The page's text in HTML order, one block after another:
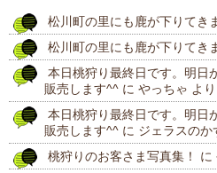
投
稿
松川町の里にも鹿が下りてき
松川町の里にも鹿が下りてき
本日桃狩り最終日です。明日
販売します^^ に やっちゃ より
本日桃狩り最終日です。明日
販売します^^ に ジェラスのか
桃狩りのお客さま写真集！
に